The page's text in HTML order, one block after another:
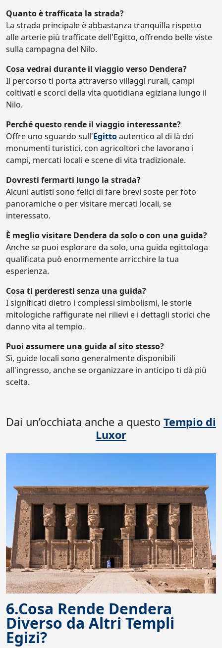
Quanto è trafficata la strada?
La strada principale è abbastanza tranquilla rispetto
alle arterie più trafficate dell'Egitto, offrendo belle viste
sulla campagna del Nilo.
Cosa vedrai durante il viaggio verso Dendera?
Il percorso ti porta attraverso villaggi rurali, campi
coltivati e scorci della vita quotidiana egiziana lungo il
Nilo.
Perché questo rende il viaggio interessante?
Offre uno sguardo sull'Egittoautentico al di là dei
monumenti turistici, con agricoltori che lavorano i
campi, mercati locali e scene di vita tradizionale.
Dovresti fermarti lungo la strada?
Alcuni autisti sono felici di fare brevi soste per foto
panoramiche o per visitare mercati locali, se
interessato.
È meglio visitare Dendera da solo o con una guida?
Anche se puoi esplorare da solo, una guida egittologa
qualificata può enormemente arricchire la tua
esperienza.
Cosa ti perderesti senza una guida?
I significati dietro i complessi simbolismi, le storie
mitologiche raffigurate nei rilievi e i dettagli storici che
danno vita al tempio.
Puoi assumere una guida al sito stesso?
Sì, guide locali sono generalmente disponibili
all'ingresso, anche se organizzare in anticipo ti dà più
scelta.
Dai un’occhiata anche a questo Tempio di
Luxor
6.Cosa Rende Dendera
Diverso da Altri Templi
Egizi?